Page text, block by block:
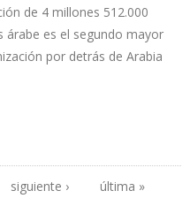
de 4 millones 512.000
árabe es el segundo mayor
por detrás de Arabia
siguiente › última »